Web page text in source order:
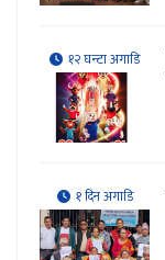
१२ घन्टा अगाडि
१ दिन अगाडि